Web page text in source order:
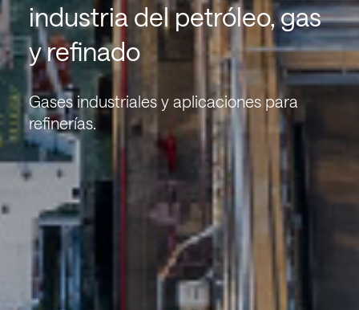
industria del petróleo, gas
y refinado
Gases industriales y aplicaciones para
refinerías.